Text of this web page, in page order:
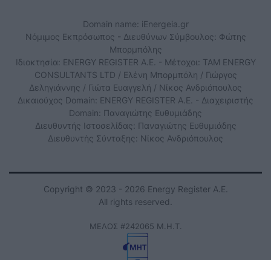
Domain name: iEnergeia.gr
Νόμιμος Εκπρόσωπος - Διευθύνων Σύμβουλος: Φώτης
Μπορμπόλης
Ιδιοκτησία: ENERGY REGISTER Α.Ε. - Μέτοχοι: TAM ENERGY
CONSULTANTS LTD / Ελένη Μπορμπόλη / Γιώργος
Δεληγιάννης / Γιώτα Ευαγγελή / Νίκος Ανδριόπουλος
Δικαιούχος Domain: ENERGY REGISTER Α.Ε. - Διαχειριστής
Domain: Παναγιώτης Ευθυμιάδης
Διευθυντής Ιστοσελίδας: Παναγιώτης Ευθυμιάδης
Διευθυντής Σύνταξης: Νίκος Ανδριόπουλος
Copyright © 2023 - 2026 Energy Register Α.Ε.
All rights reserved.
ΜΕΛΟΣ #242065 Μ.Η.Τ.